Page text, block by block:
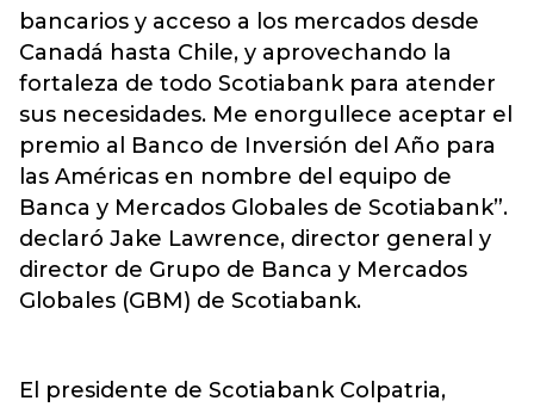
bancarios y acceso a los mercados desde
Canadá hasta Chile, y aprovechando la
fortaleza de todo Scotiabank para atender
sus necesidades. Me enorgullece aceptar el
premio al Banco de Inversión del Año para
las Américas en nombre del equipo de
Banca y Mercados Globales de Scotiabank”.
declaró Jake Lawrence, director general y
director de Grupo de Banca y Mercados
Globales (GBM) de Scotiabank.
El presidente de Scotiabank Colpatria,